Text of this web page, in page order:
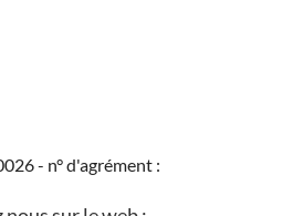
- n° d'agrément :